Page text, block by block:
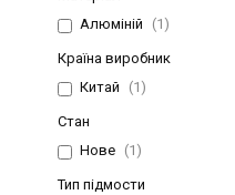
Алюміній
1
Країна виробник
Китай
1
Стан
Нове
1
Тип підмости